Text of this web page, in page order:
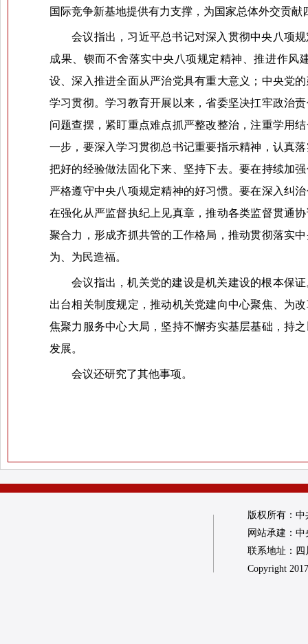
国际竞争新基地提供有力支撑，为国家总体外交贡献
会议指出，习近平总书记对深入贯彻中央八项
成果、锲而不舍落实中央八项规定精神、推进作
设、深入推进全面从严治党具有重大意义；中央党
学习贯彻。学习教育开展以来，省委坚决扛牢政治
问题查摆，紧盯重点难点抓严整改整治，注重学用
一步，要深入学习贯彻总书记重要指示精神，认真
把好的经验做法固化下来、坚持下去。要在持续加
严格遵守中央八项规定精神的好习惯。要在深入纠
在强化从严监督执纪上见真章，推动各类监督贯通
聚合力，形成齐抓共管的工作格局，推动贯彻落实
为、为民造福。
会议指出，机关党的建设是机关建设的根本保
出台相关制度规定，推动机关党建向中心聚焦、为
焦聚力服务中心大局，坚持不懈夯实基层基础，持
发展。
会议还研究了其他事项。
版权所有：
网站承建：
联系地址：四
Copyright